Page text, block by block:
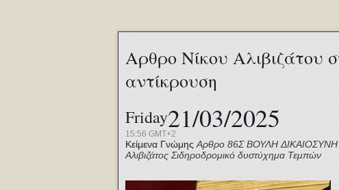
Αρθρο Νίκου Αλιβιζάτου
αντίκρουση
Friday21/03/2025
15:56 GMT+2
Κείμενα Γνώμης Αρθρο 86Σ ΒΟΥΛΗ ΔΙΚΑΙΟΣΥΝΗ
Αλιβιζάτος Σιδηροδρομικό δυστύχημα Τεμπών